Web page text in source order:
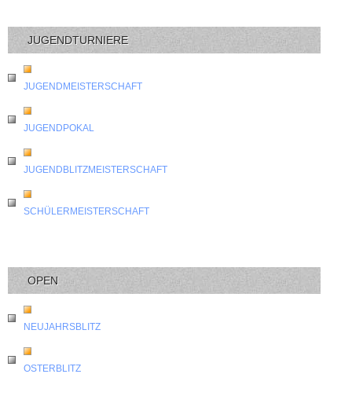
JUGENDTURNIERE
JUGENDMEISTERSCHAFT
JUGENDPOKAL
JUGENDBLITZMEISTERSCHAFT
SCHÜLERMEISTERSCHAFT
OPEN
NEUJAHRSBLITZ
OSTERBLITZ